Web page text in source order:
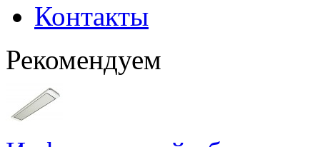
Контакты
Рекомендуем